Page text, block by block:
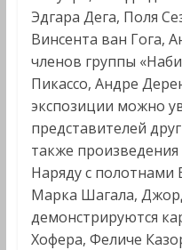
Эдгара Дега, Поля
Винсента ван Гога,
членов группы
Пикассо, Андре
экспозиции можно
представителей
также произведения
Наряду с полотнами
Марка Шагала,
демонстрируются
Хофера, Феличе